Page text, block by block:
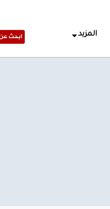
المزيد